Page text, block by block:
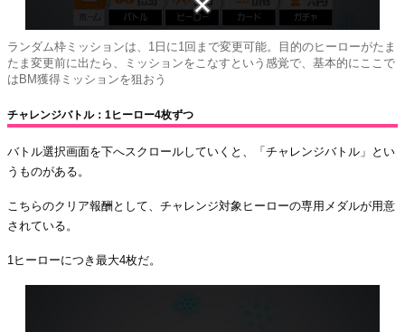
ランダム枠ミッションは、1日に1回まで変更可能。目的のヒーローがたま
たま変更前に出たら、ミッションをこなすという感覚で、基本的にここで
はBM獲得ミッションを狙おう
チャレンジバトル：1ヒーロー4枚ずつ
バトル選択画面を下へスクロールしていくと、「チャレンジバトル」とい
うものがある。
こちらのクリア報酬として、チャレンジ対象ヒーローの専用メダルが用意
されている。
1ヒーローにつき最大4枚だ。